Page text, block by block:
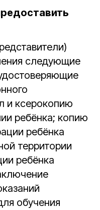
следующие
и ксерокопию
ребёнка; копию
ребёнка
территории
ребёнка
обучения